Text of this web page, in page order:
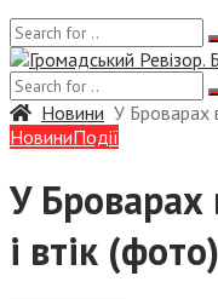
Новини У Броварах
НовиниПодії
У Броварах
і втік (фото)